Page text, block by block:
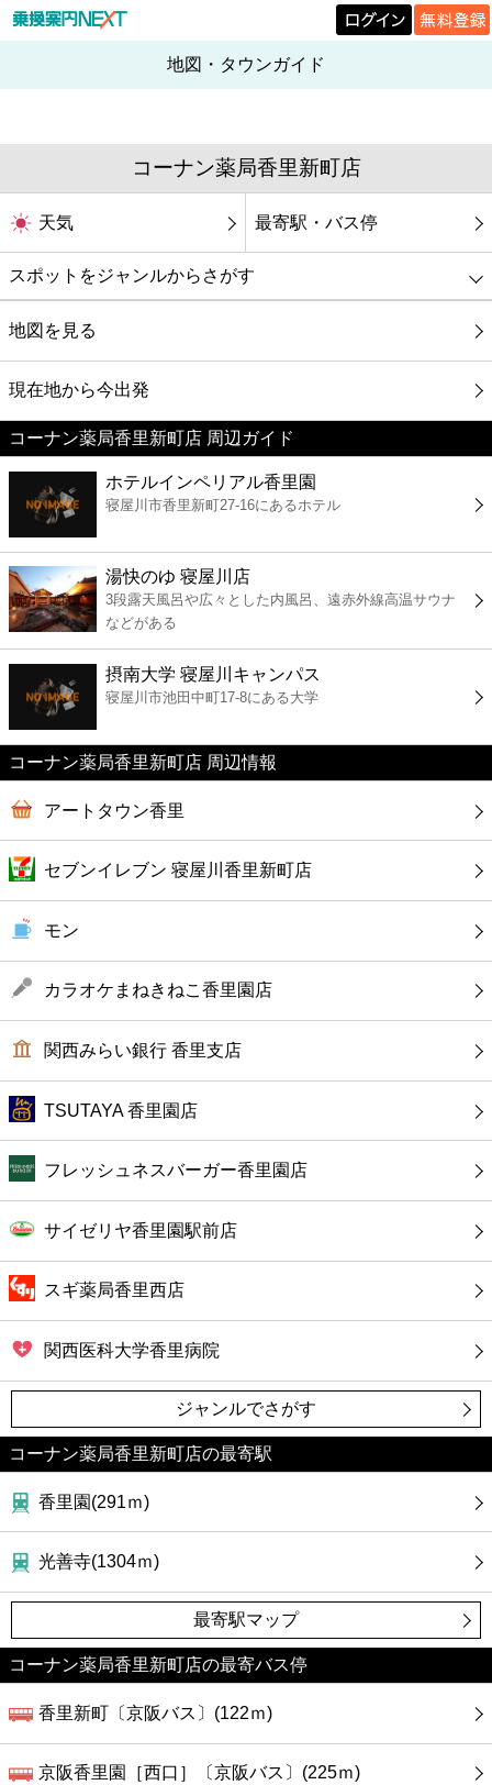
地図・タウンガイド
コーナン薬局香里新町店
天気 最寄駅・バス停
スポットをジャンルからさがす
グルメ
映画
美容
コンビニ
薬局
スーパー
エンタメ
レジャー
書店
ファミレス
ファーストフード
カフェ
ショッピング
銀行
公共
病院
ホテル
地図を見る
現在地から今出発
コーナン薬局香里新町店 周辺ガイド
ホテルインペリアル香里園
寝屋川市香里新町27-16にあるホテル
湯快のゆ 寝屋川店
3段露天風呂や広々とした内風呂、遠赤外線高温サウナ
などがある
摂南大学 寝屋川キャンパス
寝屋川市池田中町17-8にある大学
コーナン薬局香里新町店 周辺情報
アートタウン香里
セブンイレブン 寝屋川香里新町店
モン
カラオケまねきねこ香里園店
関西みらい銀行 香里支店
TSUTAYA 香里園店
フレッシュネスバーガー香里園店
サイゼリヤ香里園駅前店
スギ薬局香里西店
関西医科大学香里病院
ジャンルでさがす
コーナン薬局香里新町店の最寄駅
香里園(291ｍ)
光善寺(1304ｍ)
最寄駅マップ
コーナン薬局香里新町店の最寄バス停
香里新町〔京阪バス〕(122ｍ)
京阪香里園［西口］〔京阪バス〕(225ｍ)